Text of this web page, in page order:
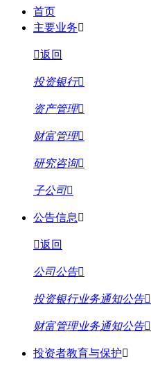
首页
主要业务
返回
投资银行
资产管理
财富管理
研究咨询
子公司
公告信息
返回
公司公告
投资银行业务通知公告
财富管理业务通知公告
投资者教育与保护